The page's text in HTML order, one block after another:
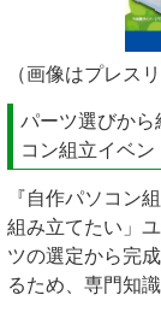
（画像はプレス
パーツ選びから
コン組立イベン
『自作パソコン
組み立てたい」
ツの選定から完
るため、専門知識